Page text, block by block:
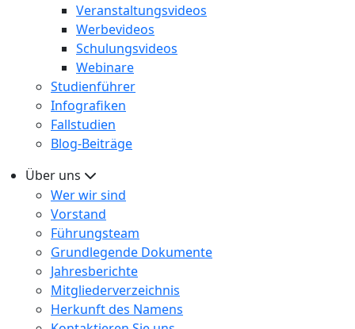
Veranstaltungsvideos
Werbevideos
Schulungsvideos
Webinare
Studienführer
Infografiken
Fallstudien
Blog-Beiträge
Über uns
Wer wir sind
Vorstand
Führungsteam
Grundlegende Dokumente
Jahresberichte
Mitgliederverzeichnis
Herkunft des Namens